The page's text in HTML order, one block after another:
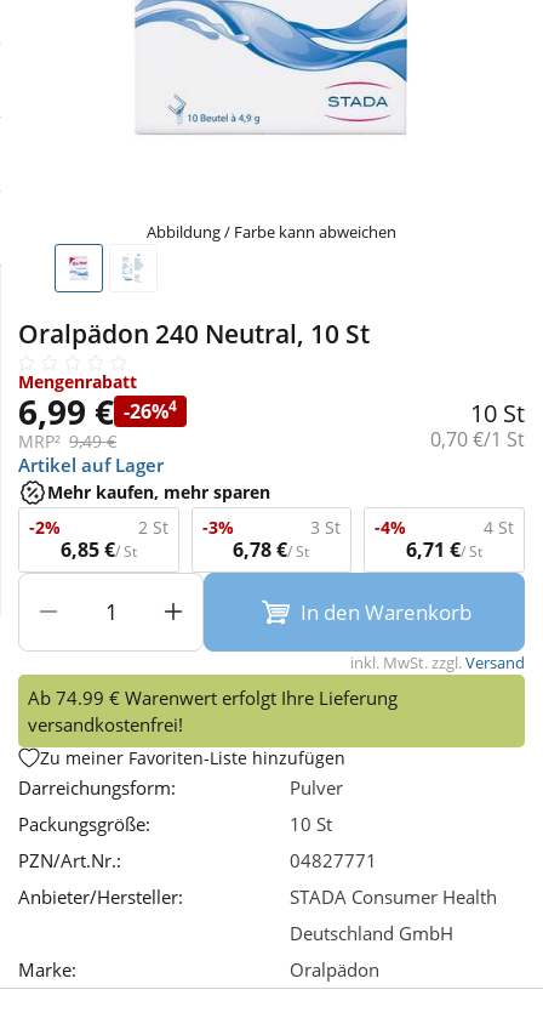
Täglich gut versorgt
Körperpflege & Kosmetik
Nahrungsergänzung
Sanitätshaus
Sport & Fitness
Tierbedarf
Abbildung / Farbe kann abweichen
Oralpädon 240 Neutral, 10 St
Mengenrabatt
6,99 € -26%4
MRP² 9,49 €
10 St
Grundpreis:
0,70 €/1 St
Artikel auf Lager
Mehr kaufen, mehr sparen
-2%
2 St
6,85 €/ St
-3% 3 St
6,78 €/ St
-4% 4 St
6,71 €/ St
In den Warenkorb
inkl. MwSt. zzgl.Versand
Ab 74.99 € Warenwert erfolgt Ihre Lieferung
versandkostenfrei!
Zu meiner Favoriten-Liste hinzufügen
Darreichungsform:
Pulver
Packungsgröße:
10 St
PZN/Art.Nr.:
04827771
Anbieter/Hersteller:
STADA Consumer Health
Deutschland GmbH
Marke:
Oralpädon